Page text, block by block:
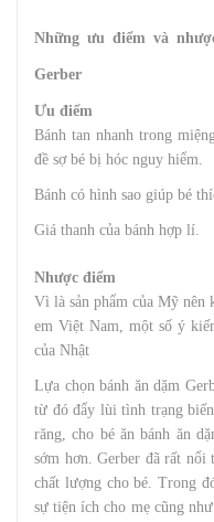
Những ưu điểm và
Gerber
Ưu điểm
Bánh tan nhanh trong
đề sợ bé bị hóc nguy hiểm.
Bánh có hình sao giúp bé
Giá thanh của bánh hợp lí.
Nhược điểm
Vì là sản phẩm của Mỹ nên
em Việt Nam, một số ý
của Nhật
Lựa chọn bánh ăn dặm
từ đó đẩy lùi tình trạng
răng, cho bé ăn bánh ăn
sớm hơn. Gerber đã rất nổi
chất lượng cho bé. Trong
sự tiện ích cho mẹ cũng